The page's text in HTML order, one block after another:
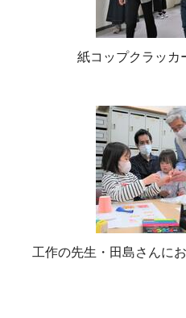
紙コップクラッカ
工作の先生・田島さんに